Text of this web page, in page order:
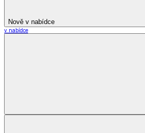
Nově v nabídce
v nabídce